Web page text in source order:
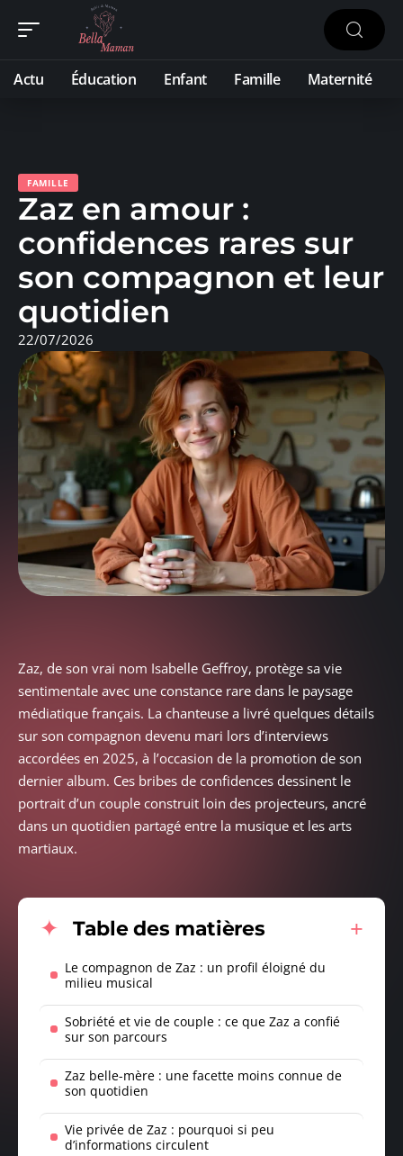
Actu Éducation Enfant Famille Maternité
FAMILLE
Zaz en amour :
confidences rares sur
son compagnon et leur
quotidien
22/07/2026
Zaz, de son vrai nom Isabelle Geffroy, protège sa vie
sentimentale avec une constance rare dans le paysage
médiatique français. La chanteuse a livré quelques détails
sur son compagnon devenu mari lors d’interviews
accordées en 2025, à l’occasion de la promotion de son
dernier album. Ces bribes de confidences dessinent le
portrait d’un couple construit loin des projecteurs, ancré
dans un quotidien partagé entre la musique et les arts
martiaux.
Table des matières
Le compagnon de Zaz : un profil éloigné du
milieu musical
Sobriété et vie de couple : ce que Zaz a confié
sur son parcours
Zaz belle-mère : une facette moins connue de
son quotidien
Vie privée de Zaz : pourquoi si peu
d’informations circulent